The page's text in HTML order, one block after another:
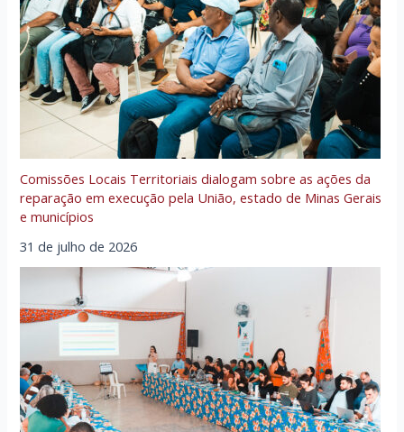
Comissões Locais Territoriais dialogam sobre as ações da
reparação em execução pela União, estado de Minas Gerais
e municípios
31 de julho de 2026